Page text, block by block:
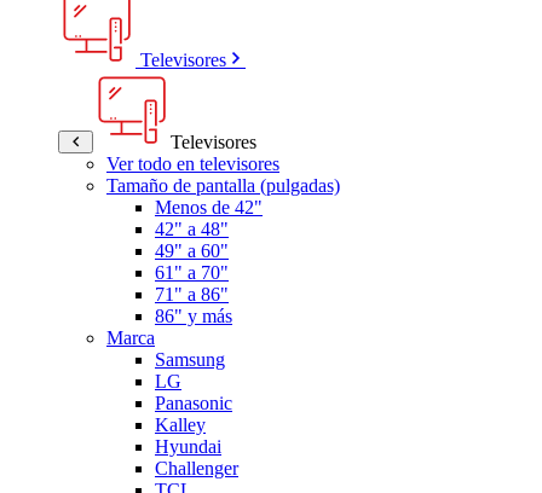
Televisores
Televisores
Ver todo en televisores
Tamaño de pantalla (pulgadas)
Menos de 42"
42" a 48"
49" a 60"
61" a 70"
71" a 86"
86" y más
Marca
Samsung
LG
Panasonic
Kalley
Hyundai
Challenger